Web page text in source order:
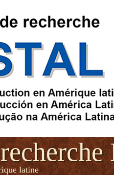
latine